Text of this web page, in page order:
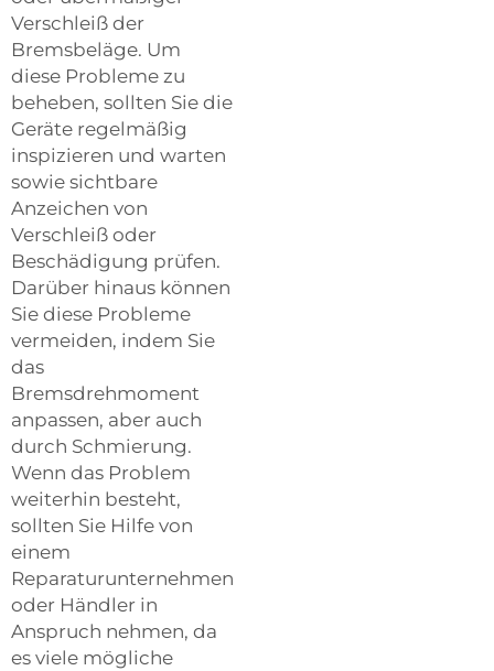
Verschleiß der
Bremsbeläge. Um
diese Probleme zu
beheben, sollten Sie die
Geräte regelmäßig
inspizieren und warten
sowie sichtbare
Anzeichen von
Verschleiß oder
Beschädigung prüfen.
Darüber hinaus können
Sie diese Probleme
vermeiden, indem Sie
das
Bremsdrehmoment
anpassen, aber auch
durch Schmierung.
Wenn das Problem
weiterhin besteht,
sollten Sie Hilfe von
einem
Reparaturunternehmen
oder Händler in
Anspruch nehmen, da
es viele mögliche